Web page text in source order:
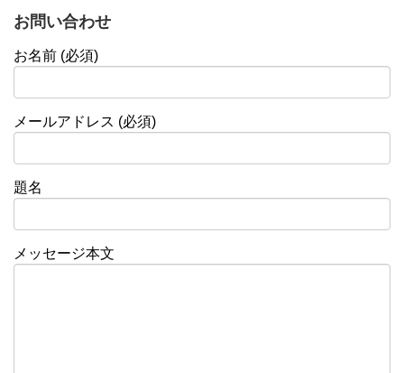
お問い合わせ
お名前 (必須)
メールアドレス (必須)
題名
メッセージ本文